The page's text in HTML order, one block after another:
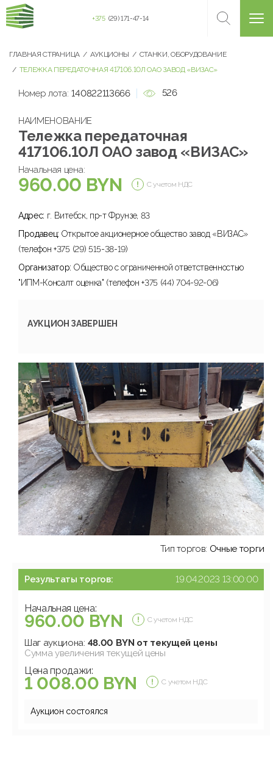
+375 (29) 171-47-14
ГЛАВНАЯ СТРАНИЦА АУКЦИОНЫ
СТАНКИ, ОБОРУДОВАНИЕ
ТЕЛЕЖКА ПЕРЕДАТОЧНАЯ 417106.10Л ОАО ЗАВОД «ВИЗАС»
Номер лота: 140822113666 526
НАИМЕНОВАНИЕ
Тележка передаточная
417106.10Л ОАО завод «ВИЗАС»
Начальная цена:
960.00 BYN С учетом НДС
Адрес: г. Витебск, пр-т Фрунзе, 83
Продавец: Открытое акционерное общество завод «ВИЗАС»
(телефон +375 (29) 515-38-19)
Организатор: Общество с ограниченной ответственностью
"ИПМ-Консалт оценка" (телефон +375 (44) 704-92-06)
АУКЦИОН ЗАВЕРШЕН
Тип торгов: Очные торги
Результаты торгов: 19.04.2023 13:00:00
Начальная цена:
960.00 BYN С учетом НДС
Шаг аукциона: 48.00 BYN от текущей цены
Сумма увеличения текущей цены
Цена продажи:
1 008.00 BYN С учетом НДС
Аукцион состоялся